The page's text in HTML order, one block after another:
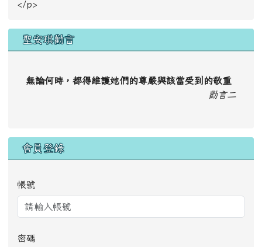
</p>
聖安琪勸言
無論何時，都得維護她們的尊嚴與該當受到的敬重
勸言二
會員登錄
帳號
密碼